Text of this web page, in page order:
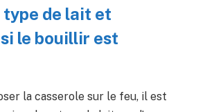
de lait et
le bouillir est
la casserole sur le feu, il est